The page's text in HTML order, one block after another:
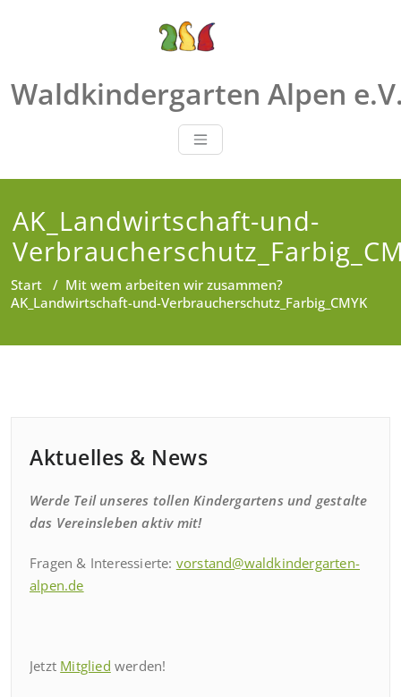
Waldkindergarten Alpen
AK_Landwirtschaft-und-
Start / Mit wem arbeiten wir zusammen?
AK_Landwirtschaft-und-Verbraucherschutz_Farbig_CMYK
Aktuelles & News
Werde Teil unseres tollen Kindergartens und gestalte
das Vereinsleben aktiv mit!
Fragen & Interessierte: vorstand@waldkindergarten-
alpen.de
Jetzt Mitglied werden!